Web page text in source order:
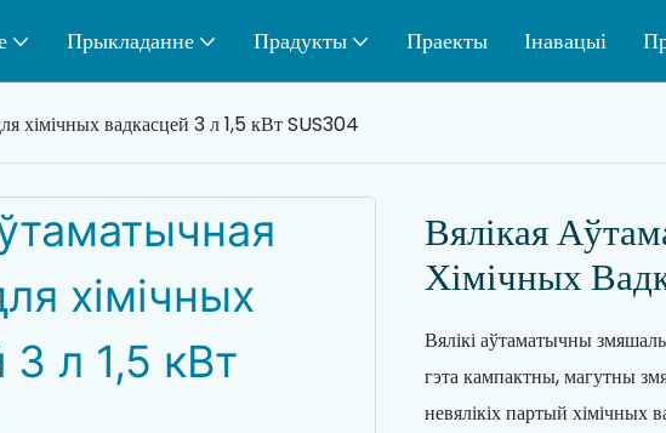
Прыкладанне Прадукты Праекты Інавацыі
хімічных вадкасцей 3 л 1,5 кВт SUS304
Вялікая
Хімічных
Вялікі аўтаматычны
гэта кампактны, магутны
невялікіх партый хімічных